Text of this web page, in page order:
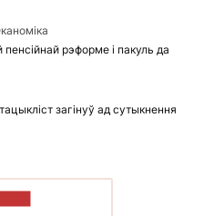
рэформе і пакуль да
загінуў ад сутыкнення